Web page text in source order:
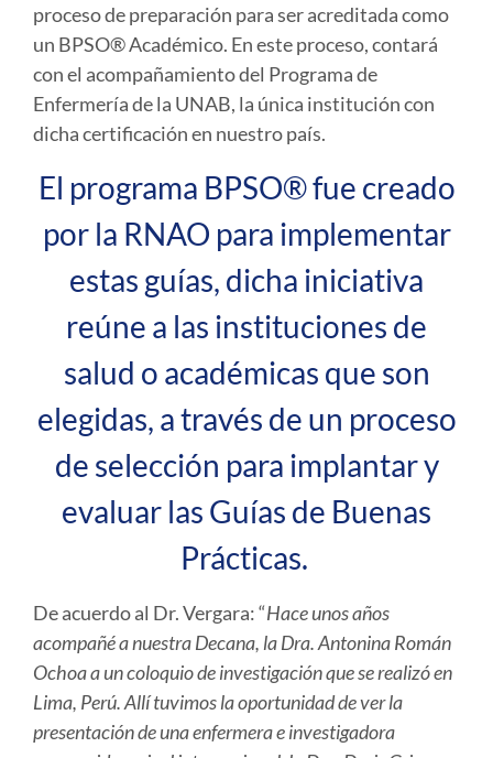
proceso de preparación para ser acreditada como
un BPSO® Académico. En este proceso, contará
con el acompañamiento del Programa de
Enfermería de la UNAB, la única institución con
dicha certificación en nuestro país.
El programa BPSO® fue creado
por la RNAO para implementar
estas guías, dicha iniciativa
reúne a las instituciones de
salud o académicas que son
elegidas, a través de un proceso
de selección para implantar y
evaluar las Guías de Buenas
Prácticas.
De acuerdo al Dr. Vergara: “Hace unos años
acompañé a nuestra Decana, la Dra. Antonina Román
Ochoa a un coloquio de investigación que se realizó en
Lima, Perú. Allí tuvimos la oportunidad de ver la
presentación de una enfermera e investigadora